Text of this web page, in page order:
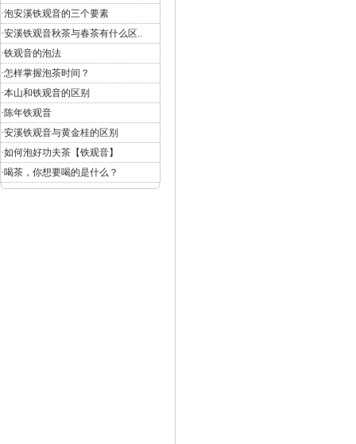
·泡安溪铁观音的三个要素
·安溪铁观音秋茶与春茶有什么区..
·铁观音的泡法
·怎样掌握泡茶时间？
·本山和铁观音的区别
·陈年铁观音
·安溪铁观音与黄金桂的区别
·如何泡好功夫茶【铁观音】
·喝茶，你想要喝的是什么？